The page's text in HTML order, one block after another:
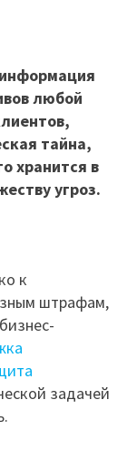
любой
тайна,
хранится в
угроз.
к
штрафам,
задачей